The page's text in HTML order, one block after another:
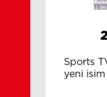
Sports
yeni